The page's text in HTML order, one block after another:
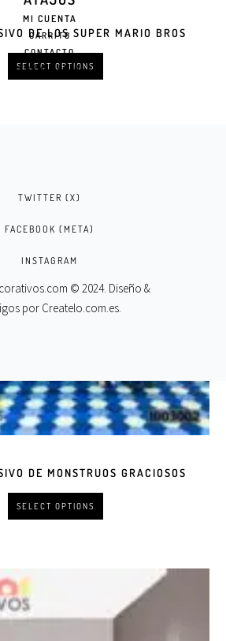
DE LOS SUPER MARIO BROS
SELECT OPTIONS
DE MONSTRUOS GRACIOSOS
SELECT OPTIONS
MI CUENTA
CARRITO
CONTACTO
FORMULARIO
TWITTER (X)
FACEBOOK (META)
INSTAGRAM
© 2024. Diseño &
por Createlo.com.es.